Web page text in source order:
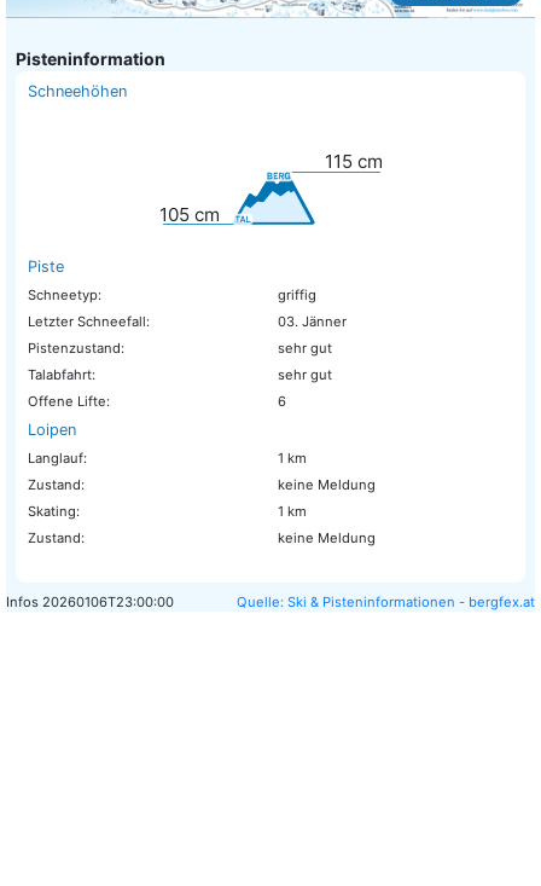
Pisteninformation
Schneehöhen
105 cm
115 cm
Piste
Schneetyp:
griffig
Letzter Schneefall:
03. Jänner
Pistenzustand:
sehr gut
Talabfahrt:
sehr gut
Offene Lifte:
6
Loipen
Langlauf:
1 km
Zustand:
keine Meldung
Skating:
1 km
Zustand:
keine Meldung
Infos 20260106T23:00:00 Quelle: Ski & Pisteninformationen - bergfex.at